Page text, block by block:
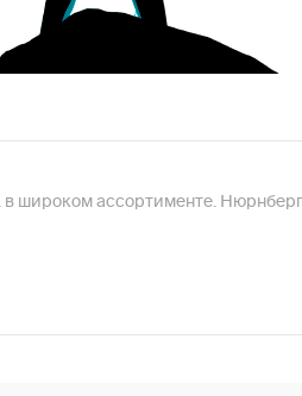
широком ассортименте.